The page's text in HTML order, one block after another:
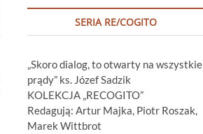
SERIA RE/COGITO
„Skoro dialog, to otwarty na wszystkie
prądy” ks. Józef Sadzik
KOLEKCJA „RECOGITO”
Redagują: Artur Majka, Piotr Roszak,
Marek Wittbrot